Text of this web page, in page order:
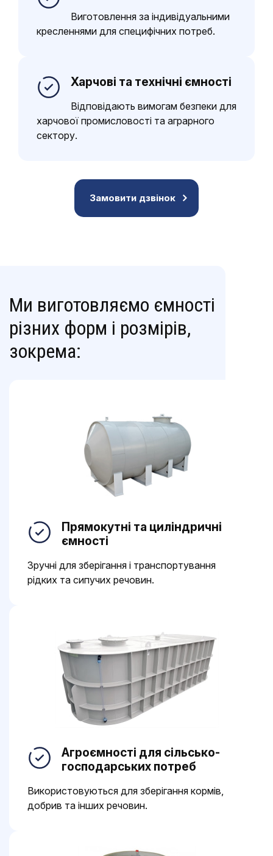
Виготовлення за індивідуальними
кресленнями для специфічних потреб.
Харчові та технічні ємності
Відповідають вимогам безпеки для
харчової промисловості та аграрного
сектору.
Замовити дзвінок
Ми виготовляємо ємності
різних форм і розмірів,
зокрема:
Прямокутні та циліндричні
ємності
Зручні для зберігання і транспортування
рідких та сипучих речовин.
Агроємності для сільсько-
господарських потреб
Використовуються для зберігання кормів,
добрив та інших речовин.